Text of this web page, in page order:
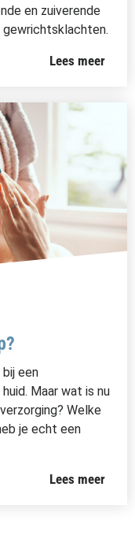
en zuiverende
gewrichtsklachten.
Lees meer
een
Maar wat is nu
Welke
je echt een
Lees meer